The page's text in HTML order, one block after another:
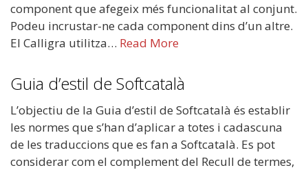
component que afegeix més funcionalitat al conjunt.
Podeu incrustar-ne cada component dins d’un altre.
El Calligra utilitza… Read More
Guia d’estil de Softcatalà
L’objectiu de la Guia d’estil de Softcatalà és establir
les normes que s’han d’aplicar a totes i cadascuna
de les traduccions que es fan a Softcatalà. Es pot
considerar com el complement del Recull de termes,